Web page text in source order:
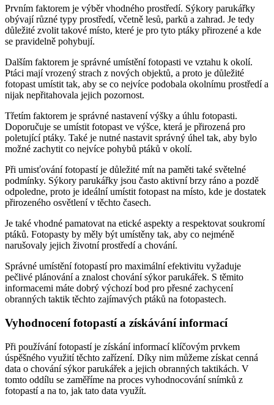
Prvním faktorem je výběr vhodného prostředí. Sýkory parukářky
obývají různé typy prostředí, včetně lesů, parků a zahrad. Je tedy
důležité zvolit takové místo, které je pro tyto ptáky přirozené a kde
se pravidelně pohybují.
Dalším faktorem je správné umístění fotopasti ve vztahu k okolí.
Ptáci mají vrozený strach z nových objektů, a proto je důležité
fotopast umístit tak, aby se co nejvíce podobala okolnímu prostředí a
nijak nepřitahovala jejich pozornost.
Třetím faktorem je správné nastavení výšky a úhlu fotopasti.
Doporučuje se umístit fotopast ve výšce, která je přirozená pro
poletující ptáky. Také je nutné nastavit správný úhel tak, aby bylo
možné zachytit co nejvíce pohybů ptáků v okolí.
Při umisťování fotopastí je důležité mít na paměti také světelné
podmínky. Sýkory parukářky jsou často aktivní brzy ráno a pozdě
odpoledne, proto je ideální umístit fotopast na místo, kde je dostatek
přirozeného osvětlení v těchto časech.
Je také vhodné pamatovat na etické aspekty a respektovat soukromí
ptáků. Fotopasty by měly být umístěny tak, aby co nejméně
narušovaly jejich životní prostředí a chování.
Správné umístění fotopastí pro maximální efektivitu vyžaduje
pečlivé plánování a znalost chování sýkor parukářek. S těmito
informacemi máte dobrý výchozí bod pro přesné zachycení
obranných taktik těchto zajímavých ptáků na fotopastech.
Vyhodnocení fotopastí a získávání informací
Při používání fotopastí je získání informací klíčovým prvkem
úspěšného využití těchto zařízení. Díky nim můžeme získat cenná
data o chování sýkor parukářek a jejich obranných taktikách. V
tomto oddílu se zaměříme na proces vyhodnocování snímků z
fotopastí a na to, jak tato data využít.